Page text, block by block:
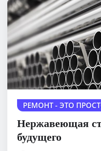
РЕМОНТ - ЭТО
Нержавеющая
будущего